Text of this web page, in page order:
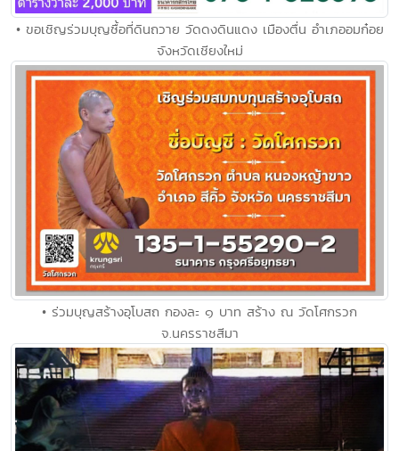
• ขอเชิญร่วมบุญซื้อที่ดินถวาย วัดดงดินแดง เมืองตื่น อำเภออมก๋อย
จังหวัดเชียงใหม่
• ร่วมบุญสร้างอุโบสถ กองละ ๑ บาท สร้าง ณ วัดโศกรวก
จ.นครราชสีมา